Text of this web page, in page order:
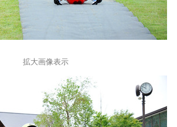
拡大画像表示